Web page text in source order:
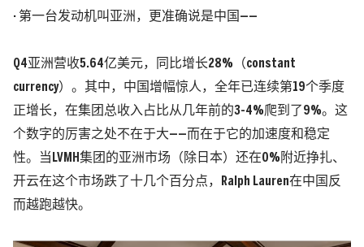
· 第一台发动机叫亚洲， 更准确说是中国——
Q4亚洲营收5.64亿美元，同比增长28% （constant
currency） 。其中，中国增幅惊人，全年已连续第19个季度
正增长，在集团总收入占比从几年前的3-4%爬到了9%。 这
个数字的厉害之处不在于大——而在于它的加速度和稳定
性。当 LVMH 集团的亚洲市场 （除日本） 还在0%附近挣扎、
开云在这个市场跌了十几个百分点，Ralph Lauren在中国反
而越跑越快。